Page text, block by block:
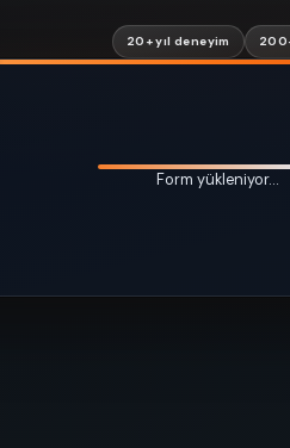
20+ yıl deneyim
Form yükleniyor…